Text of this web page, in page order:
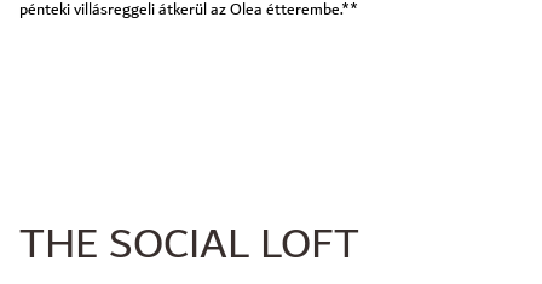
pénteki villásreggeli átkerül az Olea étterembe.**
THE SOCIAL LOFT